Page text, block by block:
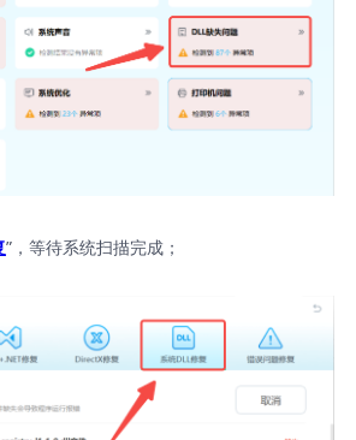
”，等待系统扫描完成；